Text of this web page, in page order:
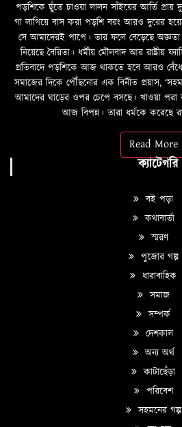
পড়শিকে ছুঁতে চাওয়া লালন সাঁইয়ের আর্তি
গা লাগিয়ে বাস করা পড়শি বরং আরও দুরের
সে আমাদেরই পাপে। তার ফলে বেড়েছে
নিয়েছে বৈরিতা। ধর্মীয় মৌলবাদ আর রাষ্ট্রীয়
প্রতিবাদে পড়শিকে আজ থাকতে হবে আরও
সমাজের দিকে পৌঁছনোর এক বিনীত প্রয়াস,
আমাদের ঘাড়ের ওপর চেপে বসছে। খাওয়া
আজ বিপন্ন। তারা ধর্মকে করেছে
Read More
ক্যাটেগরি
বই পড়া
কথাবার্তা
স্মরণ
পুজোর গল্প
ধারাবাহিক
সমাজ
সম্পর্ক
দেশকাল
অন্য অর্থ
কাটাছেঁড়া
পরিবেশ
সহমনের গল্প